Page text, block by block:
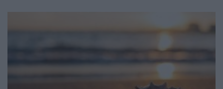
συμφωνίας μεταξύ μισθωτών και εργοδότη.
Τουλάχιστον οι μισοί από τους μισθωτούς πρέπει να
πάρουν άδεια […]